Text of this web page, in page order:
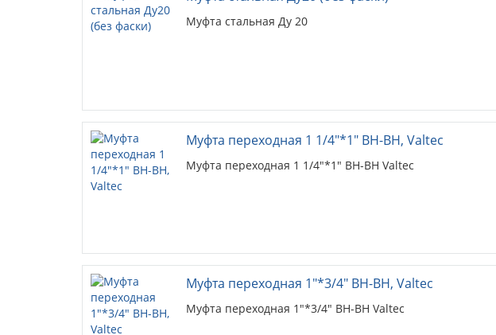
Муфта стальная Ду 20
Муфта переходная 1 1/4"*1" ВН-ВН, Valtec
Муфта переходная 1 1/4"*1" ВН-ВН Valtec
Муфта переходная 1"*3/4" ВН-ВН, Valtec
Муфта переходная 1"*3/4" ВН-ВН Valtec